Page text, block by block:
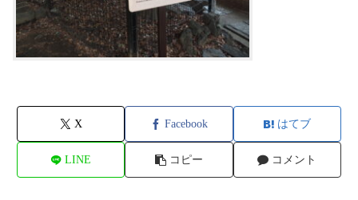
X Facebook はてブ
LINE コピー コメント